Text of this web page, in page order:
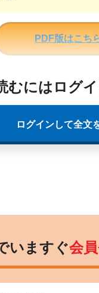
PDF版はこち
むにはログ
ログインして全文
いますぐ会